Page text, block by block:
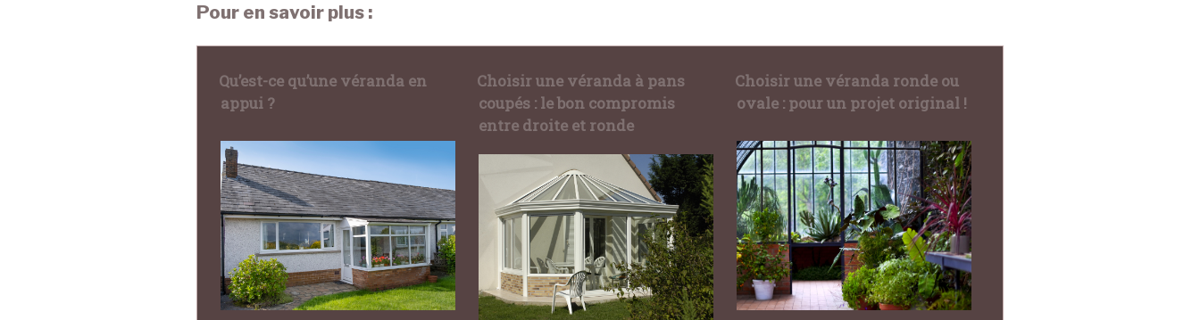
Pour en savoir plus :
Qu’est-ce qu’une véranda en
appui ?
Choisir une véranda à pans
coupés : le bon compromis
entre droite et ronde
Choisir une véranda ronde ou
ovale : pour un projet original !